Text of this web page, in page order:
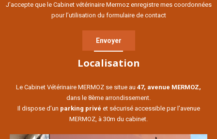
J’accepte que le Cabinet vétérinaire Mermoz enregistre mes coordonnées
pour l’utilisation du formulaire de contact
Localisation
Le Cabinet Vétérinaire MERMOZ se situe au 47, avenue MERMOZ,
dans le 8ème arrondissement.
Il dispose d’un parking privé et sécurisé accessible par l’avenue
MERMOZ, à 30m du cabinet.